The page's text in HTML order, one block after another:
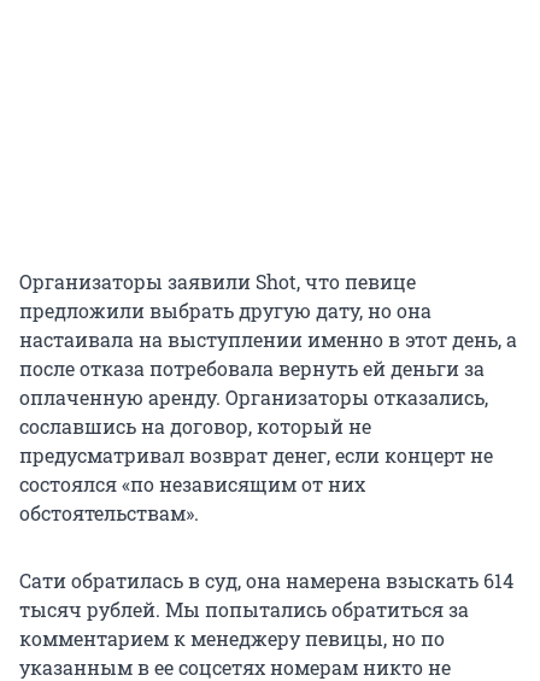
Организаторы заявили Shot, что певице
предложили выбрать другую дату, но она
настаивала на выступлении именно в этот день, а
после отказа потребовала вернуть ей деньги за
оплаченную аренду. Организаторы отказались,
сославшись на договор, который не
предусматривал возврат денег, если концерт не
состоялся «по независящим от них
обстоятельствам».
Сати обратилась в суд, она намерена взыскать 614
тысяч рублей. Мы попытались обратиться за
комментарием к менеджеру певицы, но по
указанным в ее соцсетях номерам никто не